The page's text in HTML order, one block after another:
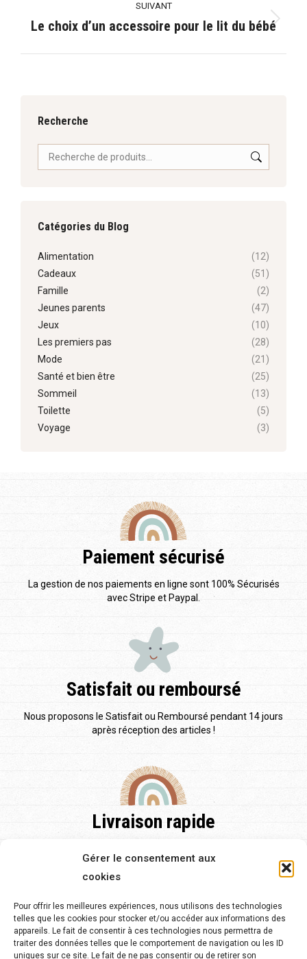
Gérer le consentement aux
cookies
Pour offrir les meilleures expériences, nous utilisons des technologies
telles que les cookies pour stocker et/ou accéder aux informations des
appareils. Le fait de consentir à ces technologies nous permettra de
traiter des données telles que le comportement de navigation ou les ID
uniques sur ce site. Le fait de ne pas consentir ou de retirer son
SUIVANT
Article
Le choix d’un accessoire pour le lit du bébé
Recherche
Catégories du Blog
Alimentation
(12)
Cadeaux
(51)
Famille
(2)
Jeunes parents
(47)
Jeux
(10)
Les premiers pas
(28)
Mode
(21)
Santé et bien être
(25)
Sommeil
(13)
Toilette
(5)
Voyage
(3)
Paiement sécurisé
La gestion de nos paiements en ligne sont 100% Sécurisés
avec Stripe et Paypal.
Satisfait ou remboursé
Nous proposons le Satisfait ou Remboursé pendant 14 jours
après réception des articles !
Livraison rapide
l'Europe et de 2 à 5 jours.
Service client 24/7